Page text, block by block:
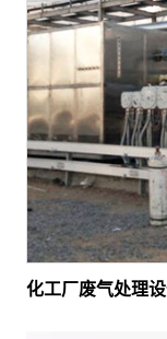
化工厂废气处理